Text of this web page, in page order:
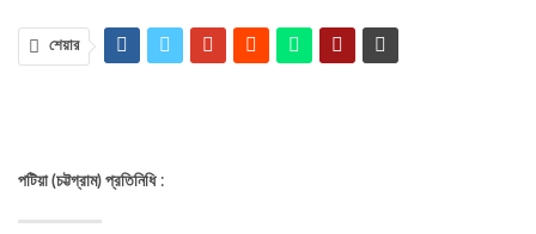
শেয়ার
পটিয়া (চট্টগ্রাম) প্রতিনিধি: